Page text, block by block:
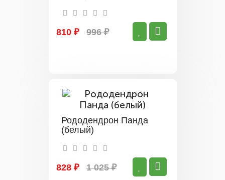
810 ₽ 996 ₽
Рододендрон Панда
(белый)
828 ₽ 1 025 ₽